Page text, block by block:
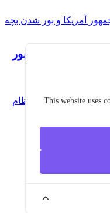
آمریکا و بور
This website uses